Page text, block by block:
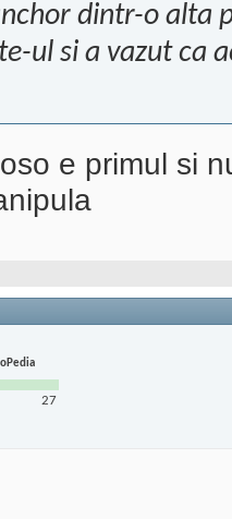
dintr-o alta
ul si a vazut ca
e primul si
27